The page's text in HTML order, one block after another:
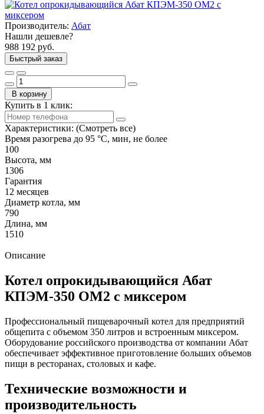
Производитель: Абат
Нашли дешевле?
988 192 руб.
Быстрый заказ
В корзину
Купить в 1 клик:
Характеристики: (Смотреть все)
Время разогрева до 95 °C, мин, не более
100
Высота, мм
1306
Гарантия
12 месяцев
Диаметр котла, мм
790
Длина, мм
1510
Описание
Котел опрокидывающийся Абат
КПЭМ-350 ОМ2 с миксером
Профессиональный пищеварочный котел для предприятий
общепита с объемом 350 литров и встроенным миксером.
Оборудование российского производства от компании Абат
обеспечивает эффективное приготовление больших объемов
пищи в ресторанах, столовых и кафе.
Технические возможности и
производительность